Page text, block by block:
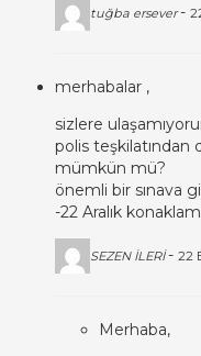
tuğba ersever -
merhabalar ,
sizlere
polis
mümkün mü?
önemli bir sınava
-22 Aralık
SEZEN İLERİ - 22
Merhaba,